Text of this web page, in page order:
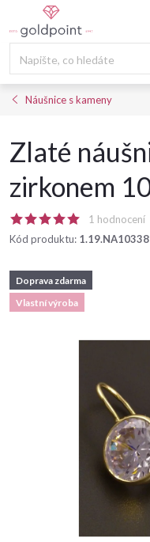
na
Náušnice s kameny
Zlaté
zirkonem
1 hodnocení
Kód produktu:
Doprava zdarma
Vlastní výroba